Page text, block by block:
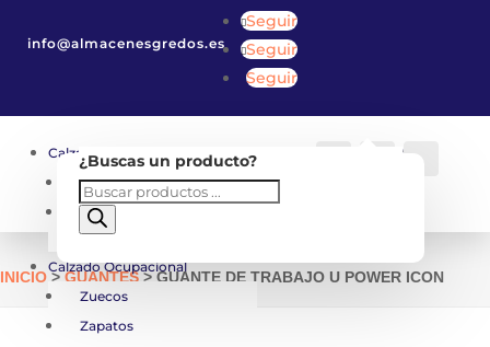
info@almacenesgredos.es
Seguir
Seguir
Seguir
Calzado de Seguridad
Botas
Zapatos
Calzado Ocupacional
Zuecos
Zapatos
00,00
¿Buscas un producto?
Búsqueda
de
productos
INICIO>GUANTES> GUANTE DE TRABAJO U POWER ICON